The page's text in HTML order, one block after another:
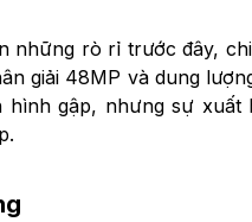
những rò rỉ trước đây,
giải 48MP và dung
gập, nhưng sự xuất